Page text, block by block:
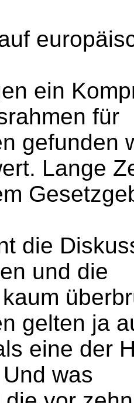
ein
für
gefunden
Lange
die
und die
gelten ja
eine der
was